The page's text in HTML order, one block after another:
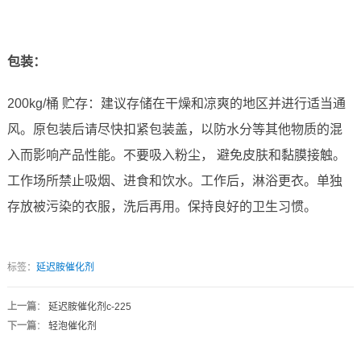
包装：
200kg/桶 贮存：建议存储在干燥和凉爽的地区并进行适当通
风。原包装后请尽快扣紧包装盖，以防水分等其他物质的混
入而影响产品性能。不要吸入粉尘， 避免皮肤和黏膜接触。
工作场所禁止吸烟、进食和饮水。工作后，淋浴更衣。单独
存放被污染的衣服，洗后再用。保持良好的卫生习惯。
标签： 延迟胺催化剂
上一篇： 延迟胺催化剂c-225
下一篇： 轻泡催化剂